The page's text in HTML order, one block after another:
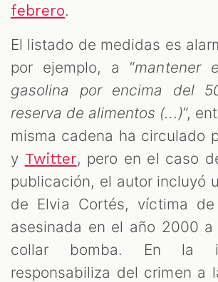
febrero.
El listado de medidas es
por ejemplo, a “mantener
gasolina por encima del
reserva de alimentos (...)”,
misma cadena ha circulado
y Twitter, pero en el caso
publicación, el autor incluyó
de Elvia Cortés, víctima
asesinada en el año 2000
collar bomba. En la
responsabiliza del crimen a